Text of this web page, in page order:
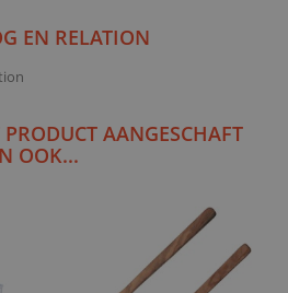
EN RELATION
AANGESCHAFT
OOK...